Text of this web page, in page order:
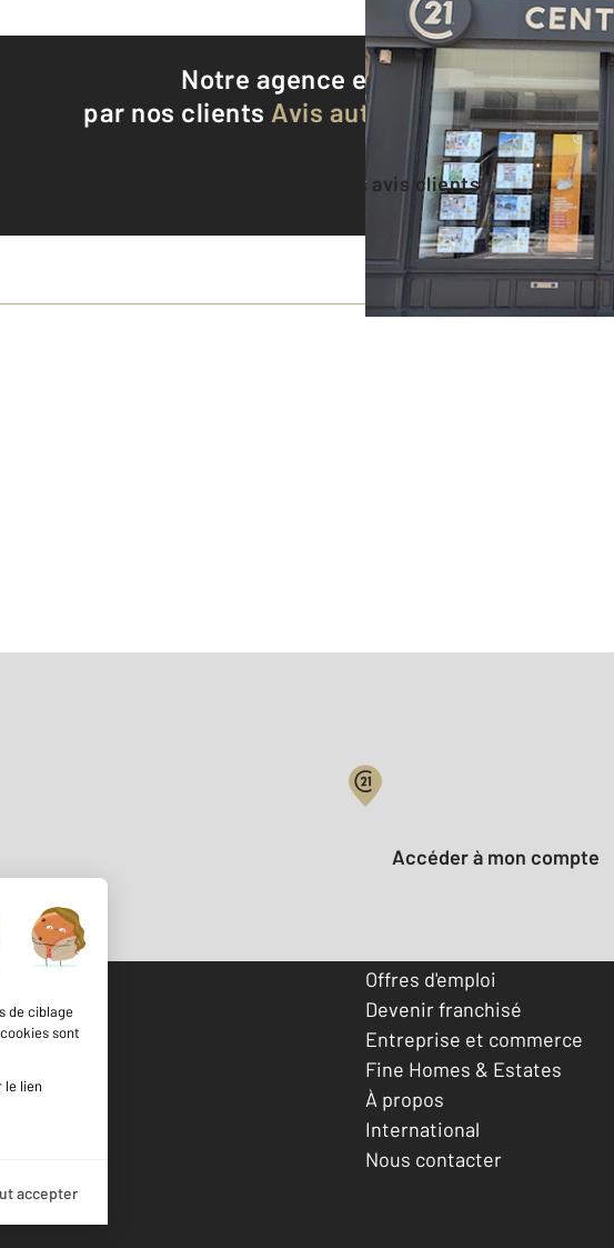
Notre agence est notée9,2/10
par nos clients Avis authentifiés par
Voir tous les avis clients
Votre compte :
Accéder à mon compte
Offres d'emploi
Devenir franchisé
Entreprise et commerce
Fine Homes & Estates
À propos
International
Nous contacter